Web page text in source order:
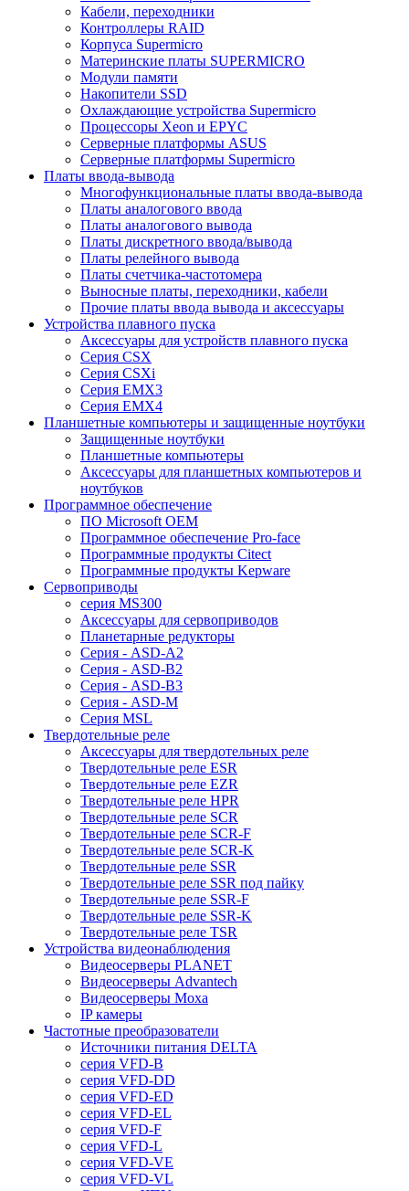
Кабели, переходники
Контроллеры RAID
Корпуса Supermicro
Материнские платы SUPERMICRO
Модули памяти
Накопители SSD
Охлаждающие устройства Supermicro
Процессоры Xeon и EPYC
Серверные платформы ASUS
Серверные платформы Supermicro
Платы ввода-вывода
Многофункциональные платы ввода-вывода
Платы аналогового ввода
Платы аналогового вывода
Платы дискретного ввода/вывода
Платы релейного вывода
Платы счетчика-частотомера
Выносные платы, переходники, кабели
Прочие платы ввода вывода и аксессуары
Устройства плавного пуска
Аксессуары для устройств плавного пуска
Серия CSX
Серия CSXi
Серия EMX3
Серия EMX4
Планшетные компьютеры и защищенные ноутбуки
Защищенные ноутбуки
Планшетные компьютеры
Аксессуары для планшетных компьютеров и
ноутбуков
Программное обеспечение
ПО Microsoft OEM
Программное обеспечение Pro-face
Программные продукты Citect
Программные продукты Kepware
Сервоприводы
серия MS300
Аксессуары для сервоприводов
Планетарные редукторы
Серия - ASD-A2
Серия - ASD-B2
Серия - ASD-B3
Серия - ASD-M
Серия MSL
Твердотельные реле
Аксессуары для твердотельных реле
Твердотельные реле ESR
Твердотельные реле EZR
Твердотельные реле HPR
Твердотельные реле SCR
Твердотельные реле SCR-F
Твердотельные реле SCR-K
Твердотельные реле SSR
Твердотельные реле SSR под пайку
Твердотельные реле SSR-F
Твердотельные реле SSR-K
Твердотельные реле TSR
Устройства видеонаблюдения
Видеосерверы PLANET
Видеосерверы Advantech
Видеосерверы Moxa
IP камеры
Частотные преобразователи
Источники питания DELTA
серия VFD-B
серия VFD-DD
серия VFD-ED
серия VFD-EL
серия VFD-F
серия VFD-L
серия VFD-VE
серия VFD-VL